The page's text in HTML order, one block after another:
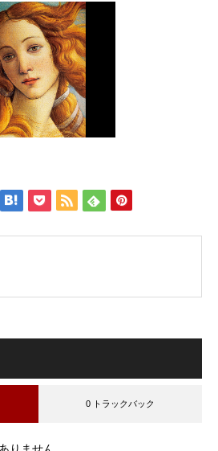
0 トラックバック
りません。